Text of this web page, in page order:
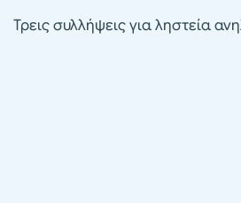
Τρεις συλλήψεις για ληστεία